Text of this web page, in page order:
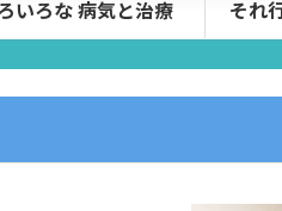
いろな 病気と治療 それ